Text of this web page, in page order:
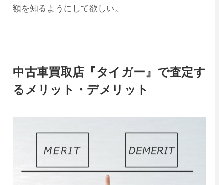
額を知るようにして欲しい。
中古車買取店『タイガー』で査定す
るメリット・デメリット